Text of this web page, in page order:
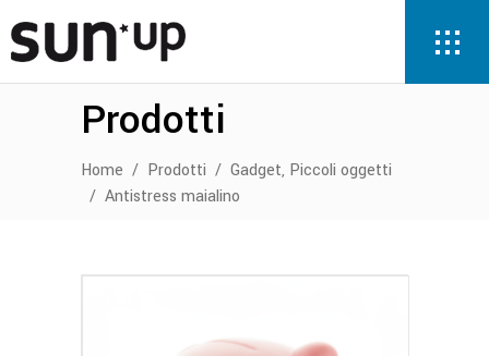
Prodotti
Home / Prodotti / Gadget, Piccoli oggetti
/ Antistress maialino